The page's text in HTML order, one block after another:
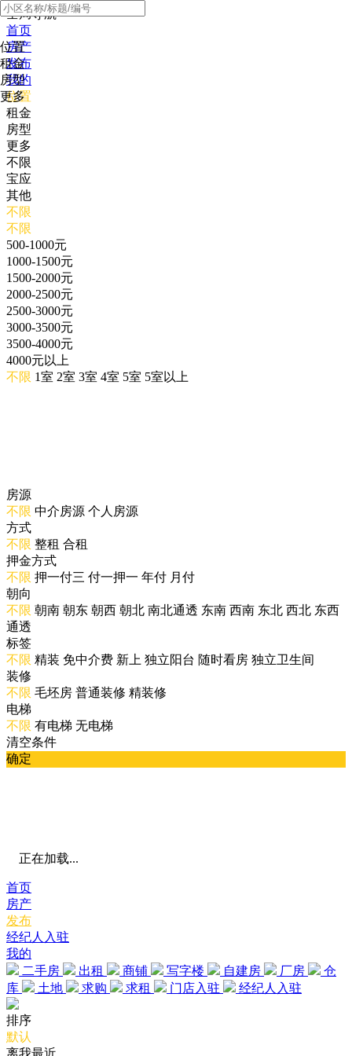
全局导航
首页
房产
发布
我的
位置
租金
房型
更多
位置
租金
房型
更多
不限
宝应
其他
不限
不限
500-1000元
1000-1500元
1500-2000元
2000-2500元
2500-3000元
3000-3500元
3500-4000元
4000元以上
不限 1室 2室 3室 4室 5室 5室以上
房源
不限 中介房源 个人房源
方式
不限 整租 合租
押金方式
不限 押一付三 付一押一 年付 月付
朝向
不限 朝南 朝东 朝西 朝北 南北通透 东南 西南 东北 西北 东西
通透
标签
不限 精装 免中介费 新上 独立阳台 随时看房 独立卫生间
装修
不限 毛坯房 普通装修 精装修
电梯
不限 有电梯 无电梯
清空条件
确定
正在加载...
首页
房产
发布
经纪人入驻
我的
二手房
出租 商铺 写字楼 自建房 厂房
仓
库
土地 求购 求租 门店入驻 经纪人入驻
排序
默认
离我最近